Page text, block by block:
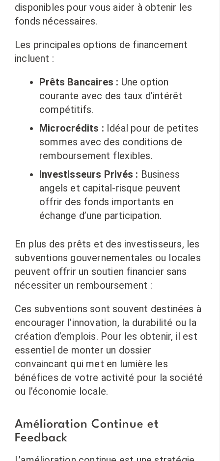
disponibles pour vous aider à obtenir les
fonds nécessaires.
Les principales options de financement
incluent :
Prêts Bancaires : Une option
courante avec des taux d’intérêt
compétitifs.
Microcrédits : Idéal pour de petites
sommes avec des conditions de
remboursement flexibles.
Investisseurs Privés : Business
angels et capital-risque peuvent
offrir des fonds importants en
échange d’une participation.
En plus des prêts et des investisseurs, les
subventions gouvernementales ou locales
peuvent offrir un soutien financier sans
nécessiter un remboursement :
Ces subventions sont souvent destinées à
encourager l’innovation, la durabilité ou la
création d’emplois. Pour les obtenir, il est
essentiel de monter un dossier
convaincant qui met en lumière les
bénéfices de votre activité pour la société
ou l’économie locale.
Amélioration Continue et
Feedback